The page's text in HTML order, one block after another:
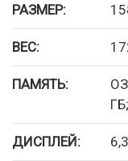
РАЗМЕР:
ВЕС:
ПАМЯТЬ:
ГБ;
ДИСПЛЕЙ: